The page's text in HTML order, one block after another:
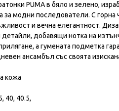
PUMA в бяло и зелено,
за модни последователи. С горна
и вечна елегантност.
добавящи нотка на
а гумената подметка
ансамбъл със своята
кожа
40, 40.5,